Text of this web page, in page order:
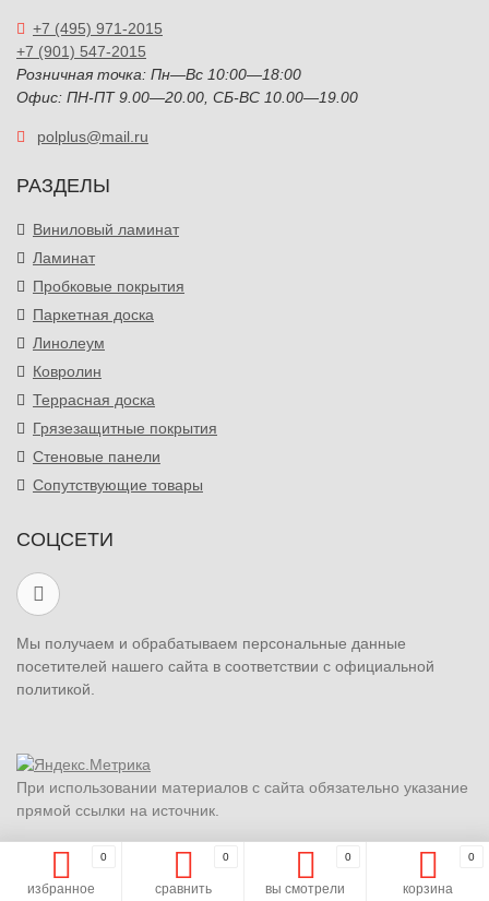
+7 (495) 971-2015
+7 (901) 547-2015
Розничная точка: Пн—Вс 10:00—18:00
Офис: ПН-ПТ 9.00—20.00, СБ-ВС 10.00—19.00
polplus@mail.ru
РАЗДЕЛЫ
Виниловый ламинат
Ламинат
Пробковые покрытия
Паркетная доска
Линолеум
Ковролин
Террасная доска
Грязезащитные покрытия
Стеновые панели
Сопутствующие товары
СОЦСЕТИ
Мы получаем и обрабатываем персональные данные
посетителей нашего сайта в соответствии с официальной
политикой.
При использовании материалов с сайта обязательно указание
прямой ссылки на источник.
0
избранное
0
сравнить
0
вы смотрели
0
корзина